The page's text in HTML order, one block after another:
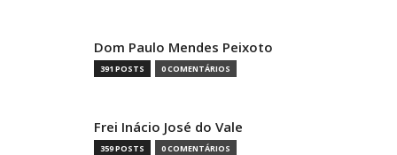
Dom Paulo Mendes Peixoto
391 POSTS 0 COMENTÁRIOS
Frei Inácio José do Vale
359 POSTS 0 COMENTÁRIOS